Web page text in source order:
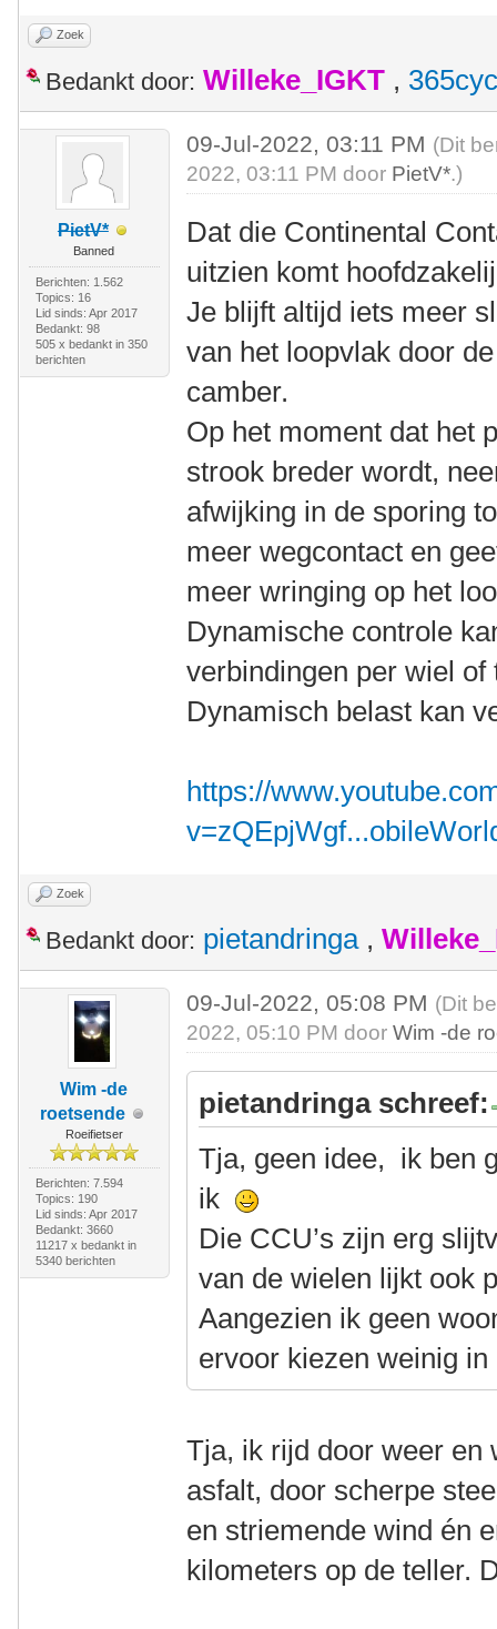
Zoek
Bedankt door: Willeke_IGKT ,
PietV*
Banned
Berichten: 1.562
Topics: 16
Lid sinds: Apr 2017
Bedankt: 98
505 x bedankt in 350
berichten
09-Jul-2022, 03:11 PM (Dit
2022, 03:11 PM door PietV*.)
Dat die Continental
uitzien komt
Je blijft altijd iets meer
van het loopvlak door
camber.
Op het moment dat het
strook breder wordt,
afwijking in de sporing
meer wegcontact en
meer wringing op het
Dynamische controle
verbindingen per wiel
Dynamisch belast kan
https://
Zoek
Bedankt door: pietandringa,
Wim -de
roetsende
Roeifietser
Berichten: 7.594
Topics: 190
Lid sinds: Apr 2017
Bedankt: 3660
11217 x bedankt in
5340 berichten
09-Jul-2022, 05:08 PM (Dit
2022, 05:10 PM doorWim -de
pietandringa schreef:
Tja, geen idee, ik ben
ik
Die CCU’s zijn erg
van de wielen lijkt ook
Aangezien ik geen
ervoor kiezen weinig
Tja, ik rijd door weer en
asfalt, door scherpe
en striemende wind én
kilometers op de teller.